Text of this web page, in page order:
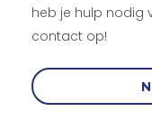
heb je hulp nodig
contact op!